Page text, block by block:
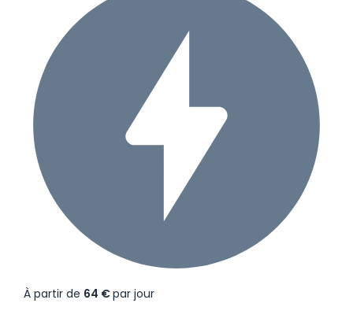
À partir de 64 €par jour